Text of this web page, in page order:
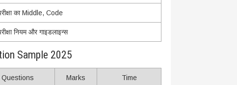
का Middle, Code
नियम और गाइडलाइन्स
Sample 2025
Questions Marks Time